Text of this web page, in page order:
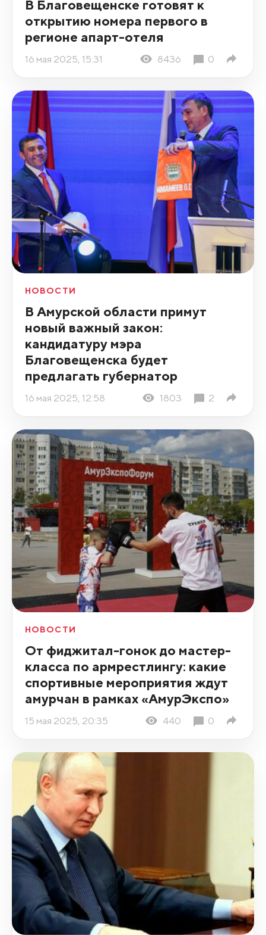
В Благовещенске готовят к
открытию номера первого в
регионе апарт-отеля
16 мая 2025, 15:31 8436 0
НОВОСТИ
В Амурской области примут
новый важный закон:
кандидатуру мэра
Благовещенска будет
предлагать губернатор
16 мая 2025, 12:58 1803 2
НОВОСТИ
От фиджитал-гонок до мастер-
класса по армрестлингу: какие
спортивные мероприятия ждут
амурчан в рамках «АмурЭкспо»
15 мая 2025, 20:35 440 0